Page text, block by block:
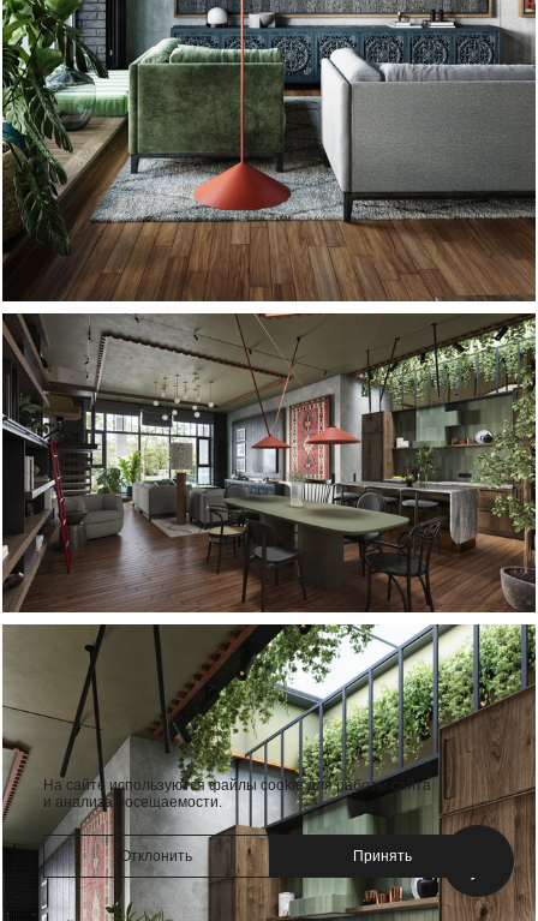
На сайте используются файлы cookie для работы сайта
и анализа посещаемости.
Отклонить Принять